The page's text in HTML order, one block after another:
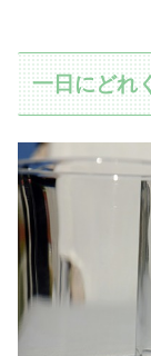
一日にどれ